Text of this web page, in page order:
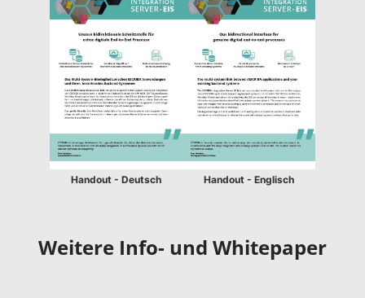
Handout - Deutsch Handout - Englisch
Weitere Info- und Whitepaper